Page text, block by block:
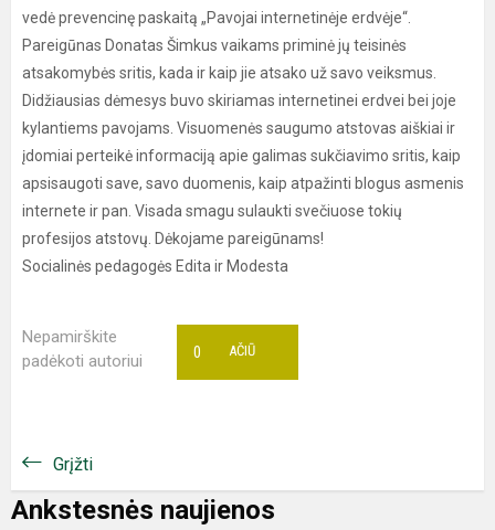
vedė prevencinę paskaitą „Pavojai internetinėje erdvėje“.
Pareigūnas Donatas Šimkus vaikams priminė jų teisinės
atsakomybės sritis, kada ir kaip jie atsako už savo veiksmus.
Didžiausias dėmesys buvo skiriamas internetinei erdvei bei joje
kylantiems pavojams. Visuomenės saugumo atstovas aiškiai ir
įdomiai perteikė informaciją apie galimas sukčiavimo sritis, kaip
apsisaugoti save, savo duomenis, kaip atpažinti blogus asmenis
internete ir pan. Visada smagu sulaukti svečiuose tokių
profesijos atstovų. Dėkojame pareigūnams!
Socialinės pedagogės Edita ir Modesta
Nepamirškite
padėkoti autoriui
AČIŪ
0
Grįžti
Ankstesnės naujienos